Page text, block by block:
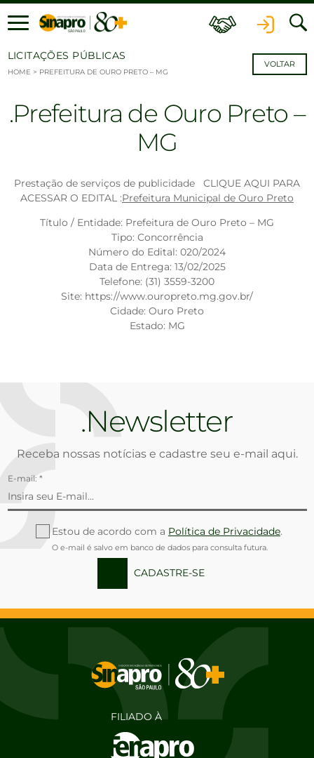
Ir para o conteúdo
LICITAÇÕES PÚBLICAS
HOME > PREFEITURA DE OURO PRETO – MG
VOLTAR
Prefeitura de Ouro Preto –
MG
Prestação de serviços de publicidade CLIQUE AQUI PARA
ACESSAR O EDITAL :Prefeitura Municipal de Ouro Preto
Título / Entidade: Prefeitura de Ouro Preto – MG
Tipo: Concorrência
Número do Edital: 020/2024
Data de Entrega: 13/02/2025
Telefone: (31) 3559-3200
Site: https://www.ouropreto.mg.gov.br/
Cidade: Ouro Preto
Estado: MG
Newsletter
Receba nossas notícias e cadastre seu e-mail aqui.
E-mail: *
Estou de acordo com a Política de Privacidade.
O e-mail é salvo em banco de dados para consulta futura.
CADASTRE-SE
FILIADO À